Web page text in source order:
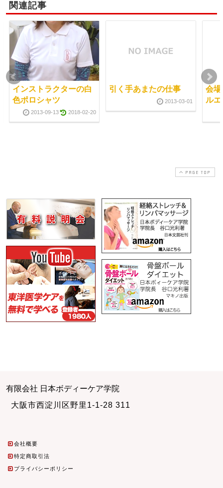
関連記事
インストラクターの白
色ポロシャツ
2013-09-13 2018-02-20
引く手あまたの仕事
2013-03-01
会
ル
PAGE TOP
有限会社 日本ボディーケア学院
大阪市西淀川区野里1-1-28 311
会社概要
特定商取引法
プライバシーポリシー